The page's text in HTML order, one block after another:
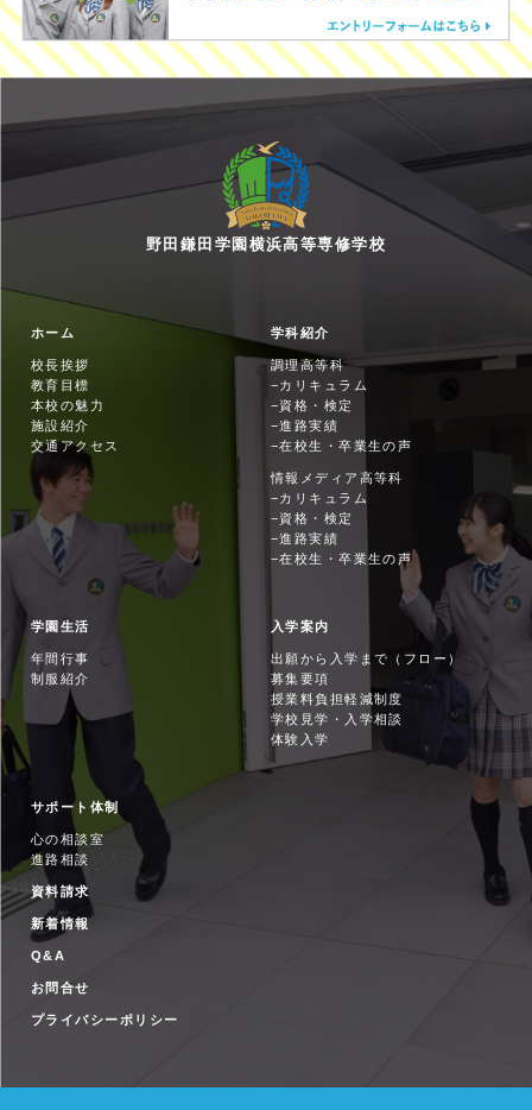
野田鎌田学園横浜高等専修学校
ホーム
校長挨拶
教育目標
本校の魅力
施設紹介
交通アクセス
学科紹介
調理高等科
カリキュラム
資格・検定
進路実績
在校生・卒業生の声
情報メディア高等科
カリキュラム
資格・検定
進路実績
在校生・卒業生の声
学園生活
年間行事
制服紹介
入学案内
出願から入学まで（フロー）
募集要項
授業料負担軽減制度
学校見学・入学相談
体験入学
サポート体制
心の相談室
進路相談
資料請求
新着情報
Q&A
お問合せ
プライバシーポリシー